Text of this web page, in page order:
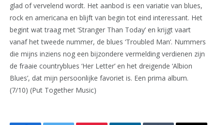
glad of vervelend wordt. Het aanbod is een variatie van blues,
rock en americana en blijft van begin tot eind interessant. Het
begint wat traag met ‘Stranger Than Today’ en krijgt vaart
vanaf het tweede nummer, de blues ‘Troubled Man’. Nummers
die mijns inziens nog een bijzondere vermelding verdienen zijn
de fraaie countryblues ‘Her Letter’ en het dreigende ‘Albion
Blues’, dat mijn persoonlijke favoriet is. Een prima album.
(7/10) (Put Together Music)